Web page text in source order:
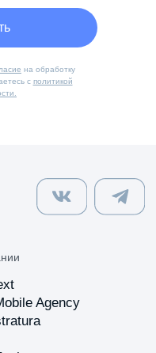
на обработку
с политикой